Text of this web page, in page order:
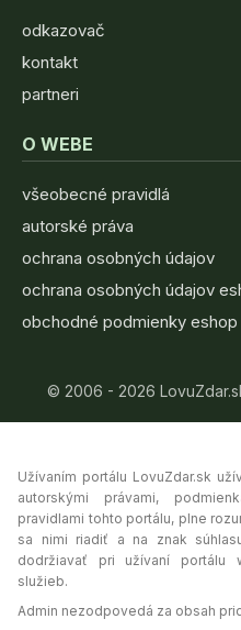
odkazovač
kontakt
partneri
O WEBE
všeobecné pravidlá
autorské práva
ochrana osobných údajov
ochrana osobných údajov
obchodné podmienky eshop
© 2006 - 2026
Užívaním portálu LovuZdar.sk
autorskými právami,
pravidlami tohto portálu, plne
sa nimi riadiť a na znak
dodržiavať pri užívaní portálu
služieb.
Admin nezodpovedá za obsah